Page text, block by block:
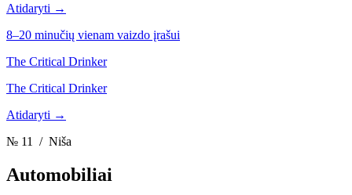
Atidaryti →
8–20 minučių vienam vaizdo įrašui
The Critical Drinker
The Critical Drinker
Atidaryti →
№ 11
/ Niša
Automobiliai